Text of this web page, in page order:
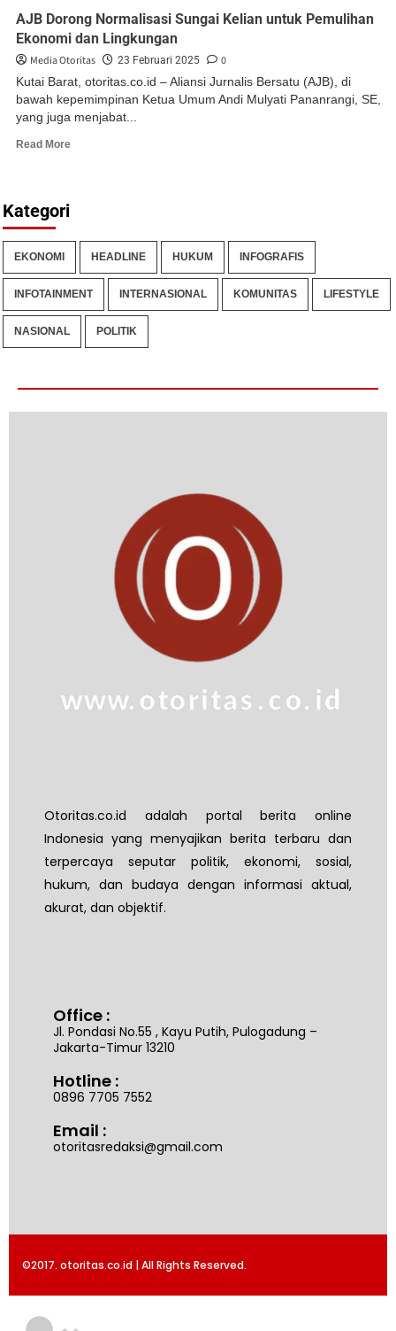
AJB Dorong Normalisasi Sungai Kelian untuk Pemulihan
Ekonomi dan Lingkungan
Media Otoritas 23 Februari 2025 0
Kutai Barat, otoritas.co.id – Aliansi Jurnalis Bersatu (AJB), di
bawah kepemimpinan Ketua Umum Andi Mulyati Pananrangi, SE,
yang juga menjabat...
Read More
Kategori
EKONOMI HEADLINE HUKUM INFOGRAFIS
INFOTAINMENT INTERNASIONAL KOMUNITAS LIFESTYLE
NASIONAL POLITIK
Otoritas.co.id adalah portal berita online
Indonesia yang menyajikan berita terbaru dan
terpercaya seputar politik, ekonomi, sosial,
hukum, dan budaya dengan informasi aktual,
akurat, dan objektif.
Office :
Jl. Pondasi No.55 , Kayu Putih, Pulogadung –
Jakarta-Timur 13210
Hotline :
0896 7705 7552
Email :
otoritasredaksi@gmail.com
©2017. otoritas.co.id | All Rights Reserved.